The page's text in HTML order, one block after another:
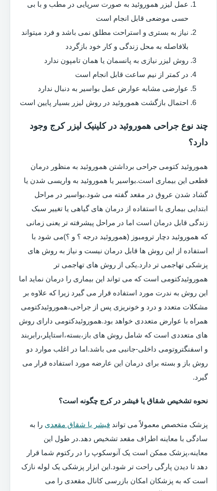
عمل لیزر هموروئید به صورت سرپایی در مطب و با بی
حسی موضعی قابل انجام است
نیاز به بستری و استراحت مطلق نمی باشد و فرد میتواند
بلافاصله به محل زندگی و کار خود بازگردد
روش لیزر نیازی به پانسمان یا همان تامپون ندارد
در کمتر از نیم ساعت قابل انجام است
عوارضی مشابه عوارض عمل بواسیر به دنبال ندارد
احتمال بازگشت هموروئید در روش لیزر بسیار پایین است
چند نوع جراحی هموروئید در کلینیک لیزر کرج وجود
دارد؟
هموروئید کتومی جراحی برداشتن هموروئید به منظور درمان
قطعی این بیماری است.بواسیر یا هموروئید به واریسی شدن یا
گشاد شدن عروق در مقعد گفته می شود.بواسیر در مراحل
ابتدایی بیماری با استفاده از درمان های گیاهی یا تغییر سبک
زندگی قابل درمان است اما در مراحل پیشرفته تر یعنی زمانی
که هموروئید دچار ترومبوز (هموروئید درجه ؟ و ؟)می شود با
استفاده از این روش ها قابل درمان نیست و نیاز به روش های
پزشکی تهاجمی تر دارد.یکی از روش های تهاجمی تر
هموروئیدکتومی است که می تواند این بیماری را درمان نماید اما
این روش به ندرت مورد استفاده قرار می گیرد زیرا که علاوه بر
مشکلات متعدد و درد و خونریزی پس از جراحی،هموروئیدکتومی
همراه با عوارض متعددی خواهد بود.هموروئیدکتومی دارای روش
های متعددی است که شامل روش های باز،بسته،استاپلر،رابربند
و اسفنگتروتومی داخلی-جانبی می باشد.اما در اغلب موارد دو
روش باز و بسته برای درمان این عارضه مورد استفاده قرار می
گیرد.
نحوه تشخیص شقاق یا فیشر در کرج چگونه است؟
پزشک متخصص معمولاً می تواند فیشر یا شقاق مقعدی را به
سادگی با معاینه اطراف مقعد تشخیص دهد.در طول این
معاینه،پزشک ممکن است یک آنوسکوپ را در رکتوم شما قرار
دهد تا دیدن پارگی راحت تر شود.این ابزار پزشکی یک لوله نازک
است که به پزشکان امکان بازرسی کانال مقعدی را می